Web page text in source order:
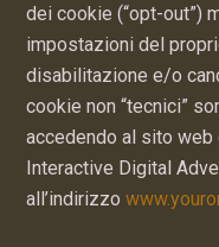
dei cookie (“opt-out”)
impostazioni del
disabilitazione e/o
cookie non “tecnici”
accedendo al sito web
Interactive Digital
all’indirizzo